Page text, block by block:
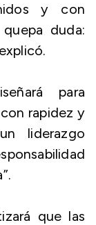
y con
duda:
para
rapidez y
liderazgo
que las